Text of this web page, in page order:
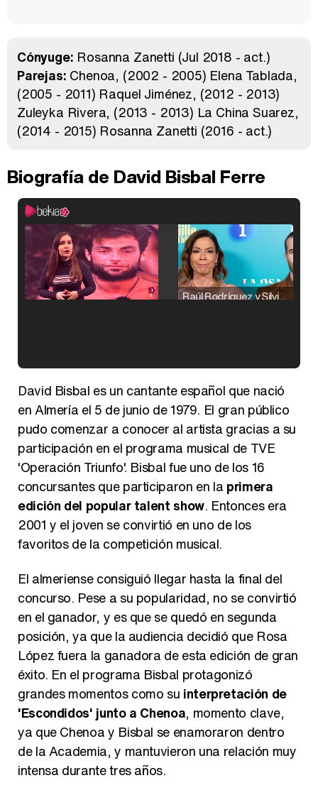
Cónyuge: Rosanna Zanetti (Jul 2018 - act.)
Parejas: Chenoa (2002 - 2005) Elena Tablada
(2005 - 2011) Raquel Jiménez (2012 - 2013)
Zuleyka Rivera (2013 - 2013) La China Suarez
(2014 - 2015) Rosanna Zanetti (2016 - act.)
Biografía de David Bisbal Ferre
Raúl Rodríguez y Silvia Taulés nos cuentan su papel en 'La familia de la tele'
David Bisbal es un cantante español que nació
en Almería el 5 de junio de 1979. El gran público
pudo comenzar a conocer al artista gracias a su
participación en el programa musical de TVE
'Operación Triunfo'. Bisbal fue uno de los 16
concursantes que participaron en la primera
edición del popular talent show. Entonces era
2001 y el joven se convirtió en uno de los
favoritos de la competición musical.
El almeriense consiguió llegar hasta la final del
concurso. Pese a su popularidad, no se convirtió
en el ganador, y es que se quedó en segunda
posición, ya que la audiencia decidió que Rosa
López fuera la ganadora de esta edición de gran
éxito. En el programa Bisbal protagonizó
grandes momentos como su interpretación de
'Escondidos' junto a Chenoa, momento clave,
ya que Chenoa y Bisbal se enamoraron dentro
de la Academia, y mantuvieron una relación muy
intensa durante tres años.